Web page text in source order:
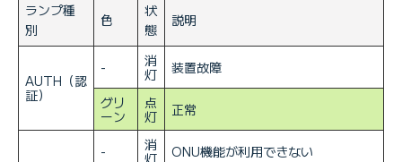
ランプ種
別
色
状
態
説明
AUTH（認
証）
-
消
灯
装置故障
グリ
ーン
点
灯
正常
-
消
ONU機能が利用できない